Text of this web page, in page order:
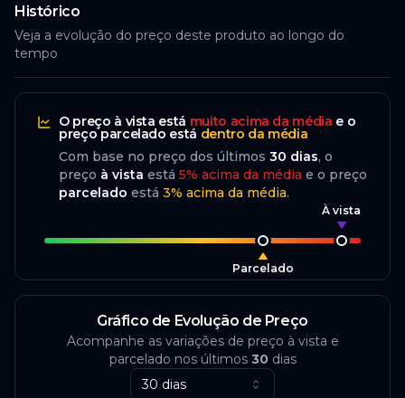
Histórico
Veja a evolução do preço deste produto ao longo do
tempo
O preço à vista está muito acima da média e o
preço parcelado está dentro da média
Com base no preço dos últimos 30 dias, o
preço à vista está 5% acima da média e o preço
parcelado está 3% acima da média.
À vista
Parcelado
Gráfico de Evolução de Preço
Acompanhe as variações de preço à vista e
parcelado nos últimos 30dias
30 dias